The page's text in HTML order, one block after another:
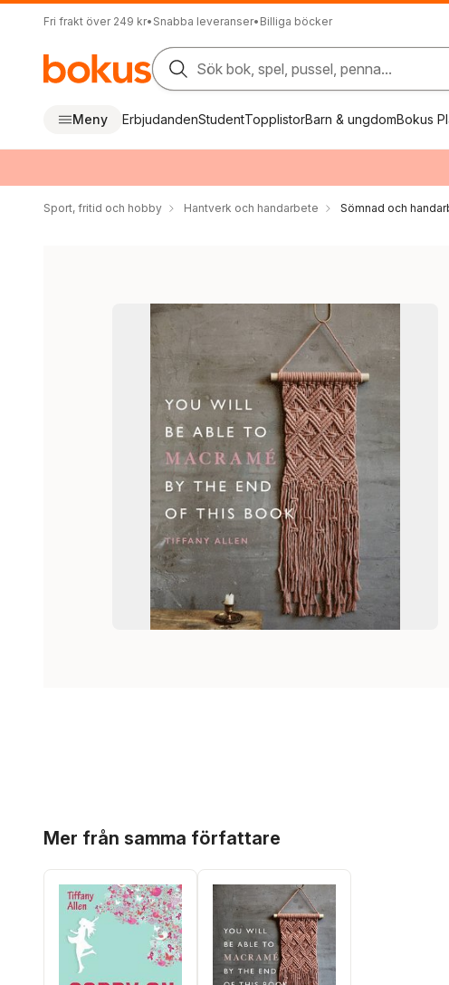
Fri frakt över 249 kr• Snabba leveranser• Billiga böcker
Sök bok, spel, pussel, penna...
Meny ErbjudandenStudentTopplistorBarn & ungdomBokus
Sport, fritid och hobby Hantverk och handarbete Sömnad och
Mer från samma författare